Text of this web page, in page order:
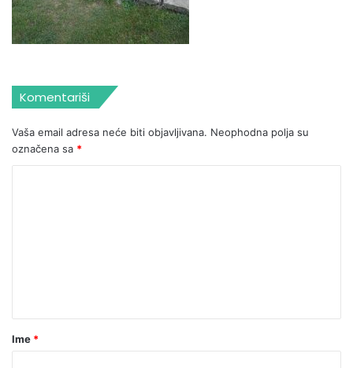
Komentariši
Vaša email adresa neće biti objavljivana. Neophodna polja su
označena sa *
Ime *